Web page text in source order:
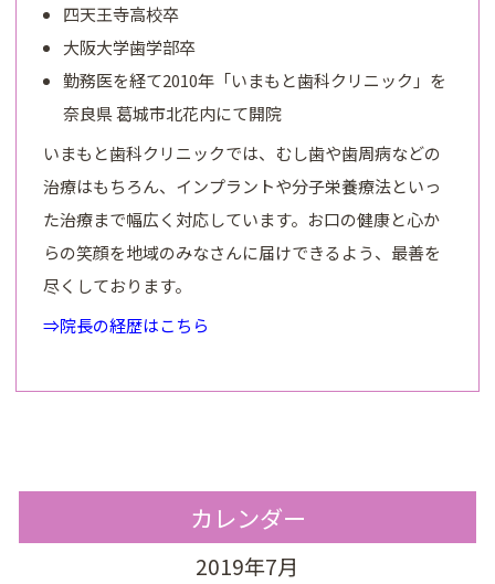
四天王寺高校卒
大阪大学歯学部卒
勤務医を経て2010年「いまもと歯科クリニック」を
奈良県 葛城市北花内にて開院
いまもと歯科クリニックでは、むし歯や歯周病などの
治療はもちろん、インプラントや分子栄養療法といっ
た治療まで幅広く対応しています。お口の健康と心か
らの笑顔を地域のみなさんに届けできるよう、最善を
尽くしております。
⇒院長の経歴はこちら
カレンダー
2019年7月